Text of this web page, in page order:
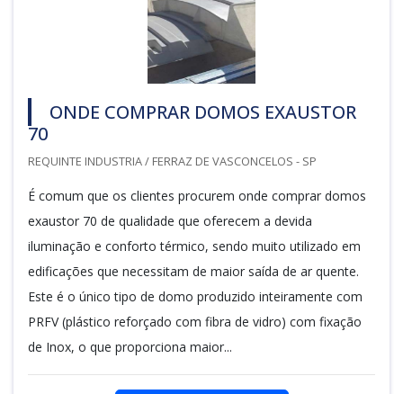
ONDE COMPRAR DOMOS EXAUSTOR
70
REQUINTE INDUSTRIA / FERRAZ DE VASCONCELOS - SP
É comum que os clientes procurem onde comprar domos
exaustor 70 de qualidade que oferecem a devida
iluminação e conforto térmico, sendo muito utilizado em
edificações que necessitam de maior saída de ar quente.
Este é o único tipo de domo produzido inteiramente com
PRFV (plástico reforçado com fibra de vidro) com fixação
de Inox, o que proporciona maior...